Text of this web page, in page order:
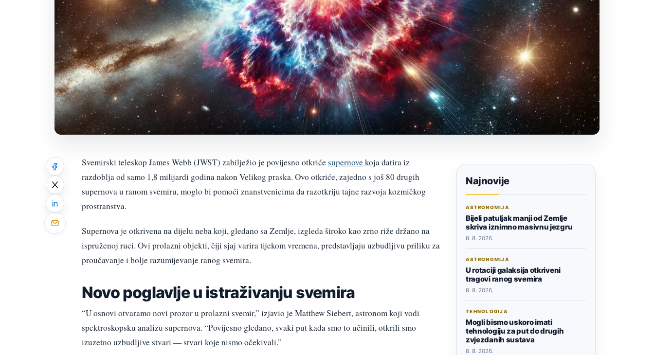
Svemirski teleskop James Webb (JWST) zabilježio je povijesno otkrićesupernovekoja datira iz
razdoblja od samo 1,8 milijardi godina nakon Velikog praska. Ovo otkriće, zajedno s još 80 drugih
supernova u ranom svemiru, moglo bi pomoći znanstvenicima da razotkriju tajne razvoja kozmičkog
prostranstva.
Supernova je otkrivena na dijelu neba koji, gledano sa Zemlje, izgleda široko kao zrno riže držano na
ispruženoj ruci. Ovi prolazni objekti, čiji sjaj varira tijekom vremena, predstavljaju uzbudljivu priliku za
proučavanje i bolje razumijevanje ranog svemira.
Novo poglavlje u istraživanju svemira
“U osnovi otvaramo novi prozor u prolazni svemir,” izjavio je Matthew Siebert, astronom koji vodi
spektroskopsku analizu supernova. “Povijesno gledano, svaki put kada smo to učinili, otkrili smo
izuzetno uzbudljive stvari — stvari koje nismo očekivali.”
Najnovije
ASTRONOMIJA
Bijeli patuljak manji od Zemlje
skriva iznimno masivnu jezgru
8. 8. 2026.
ASTRONOMIJA
U rotaciji galaksija otkriveni
tragovi ranog svemira
8. 8. 2026.
TEHNOLOGIJA
Mogli bismo uskoro imati
tehnologiju za put do drugih
zvjezdanih sustava
8. 8. 2026.